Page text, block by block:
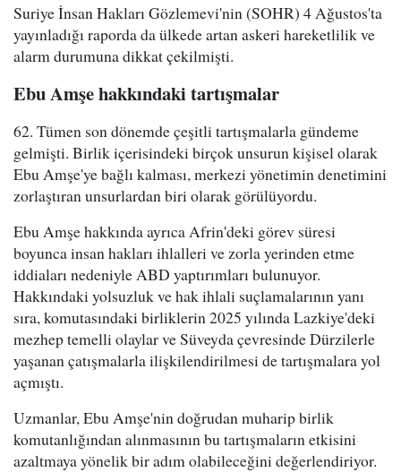
Suriye İnsan Hakları Gözlemevi'nin (SOHR) 4 Ağustos'ta
yayınladığı raporda da ülkede artan askeri hareketlilik ve
alarm durumuna dikkat çekilmişti.
Ebu Amşe hakkındaki tartışmalar
62. Tümen son dönemde çeşitli tartışmalarla gündeme
gelmişti. Birlik içerisindeki birçok unsurun kişisel olarak
Ebu Amşe'ye bağlı kalması, merkezi yönetimin denetimini
zorlaştıran unsurlardan biri olarak görülüyordu.
Ebu Amşe hakkında ayrıca Afrin'deki görev süresi
boyunca insan hakları ihlalleri ve zorla yerinden etme
iddiaları nedeniyle ABD yaptırımları bulunuyor.
Hakkındaki yolsuzluk ve hak ihlali suçlamalarının yanı
sıra, komutasındaki birliklerin 2025 yılında Lazkiye'deki
mezhep temelli olaylar ve Süveyda çevresinde Dürzilerle
yaşanan çatışmalarla ilişkilendirilmesi de tartışmalara yol
açmıştı.
Uzmanlar, Ebu Amşe'nin doğrudan muharip birlik
komutanlığından alınmasının bu tartışmaların etkisini
azaltmaya yönelik bir adım olabileceğini değerlendiriyor.